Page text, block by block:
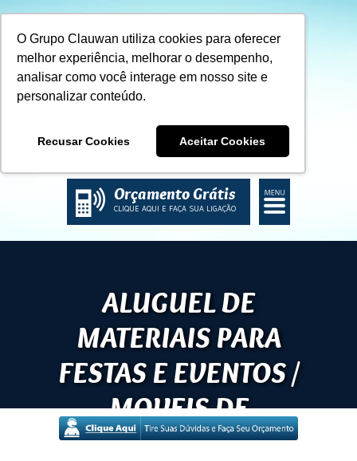
O Grupo Clauwan utiliza cookies para oferecer
melhor experiência, melhorar o desempenho,
analisar como você interage em nosso site e
personalizar conteúdo.
Recusar Cookies Aceitar Cookies
ACESSE NOSSO BLOG
Orçamento Grátis
CLIQUE AQUI E FAÇA SUA LIGAÇÃO
ALUGUEL DE
MATERIAIS PARA
FESTAS E EVENTOS /
MOVEIS DE
DEMOLIÇÃO